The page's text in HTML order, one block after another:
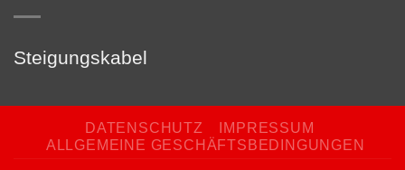
Steigungskabel
DATENSCHUTZ
IMPRESSUM
ALLGEMEINE GESCHÄFTSBEDINGUNGEN